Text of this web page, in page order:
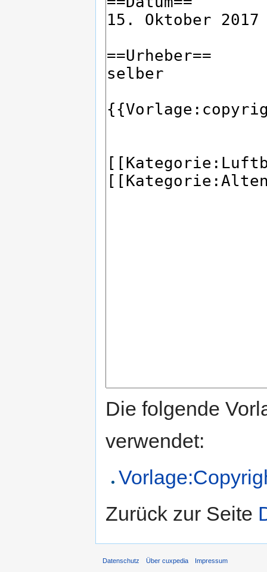
Die folgende
verwendet:
Zurück zur Seite
Datenschutz Über cuxpedia Impressum